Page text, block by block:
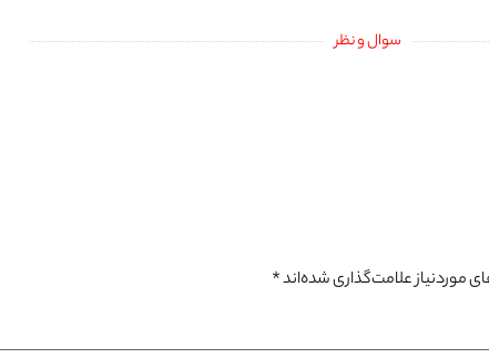
سوال و نظر
موردنیاز علامت‌گذاری شده‌اند*